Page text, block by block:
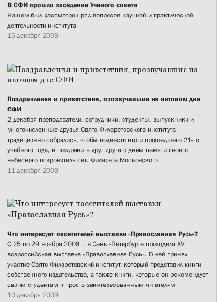
В СФИ прошло заседание Ученого совета
На нем был рассмотрен ряд вопросов научной и практической
деятельности института
15 декабря 2009
Поздравления и приветствия, прозвучавшие на актовом дне
СФИ
2 декабря преподаватели, сотрудники, студенты, выпускники и
многочисленные друзья Свято-Филаретовского института
традиционно собрались, чтобы подвести итоги прошедшего 21-го
учебного года, и поздравить друг друга с днем памяти своего
небесного покровителя свт. Филарета Московского
11 декабря 2009
Что интересует посетителей выставки «Православная Русь»?
С 25 по 29 ноября 2009 г. в Санкт-Петербурге проходила XV
всероссийская выставка «Православная Русь». В ней принял
участие Свято-Филаретовский институт, который представил книги
собственного издательства, а также книги, которые он рекомендует
своим студентам и просто заинтересованным читателям
10 декабря 2009